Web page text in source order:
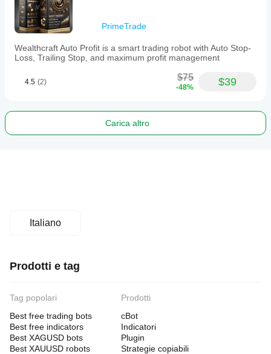
PrimeTrade
Wealthcraft Auto Profit is a smart trading robot with Auto Stop-
Loss, Trailing Stop, and maximum profit management
4.5 (2) $75
-48% $39
Carica altro
Italiano
Prodotti e tag
Tag popolari
Best free trading bots
Best free indicators
Best XAGUSD bots
Best XAUUSD robots
Prodotti
cBot
Indicatori
Plugin
Strategie copiabili